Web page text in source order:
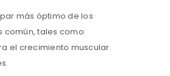
más óptimo de los
común, tales como:
el crecimiento muscular.